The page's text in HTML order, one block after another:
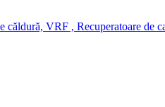
căldură, VRF , Recuperatoare de